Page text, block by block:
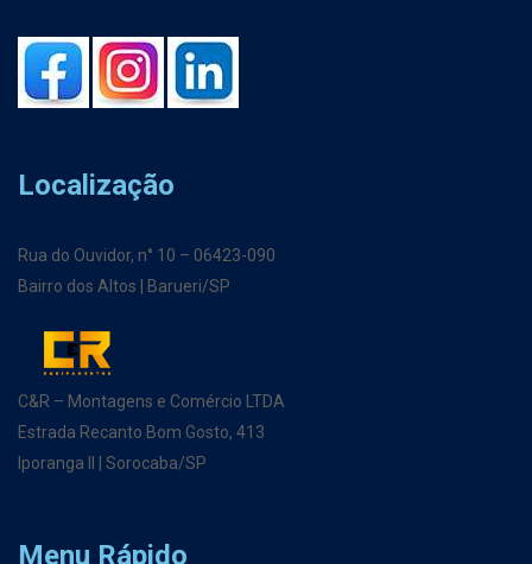
Localização
Rua do Ouvidor, n° 10 – 06423-090
Bairro dos Altos | Barueri/SP
C&R – Montagens e Comércio LTDA
Estrada Recanto Bom Gosto, 413
Iporanga II | Sorocaba/SP
Menu Rápido